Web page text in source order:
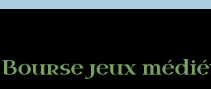
Bourse jeux